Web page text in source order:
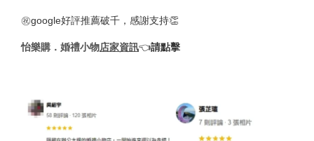
㊗️google好評推薦破千，感謝支持👏
怡樂購．婚禮小物店家資訊👈︎請點擊